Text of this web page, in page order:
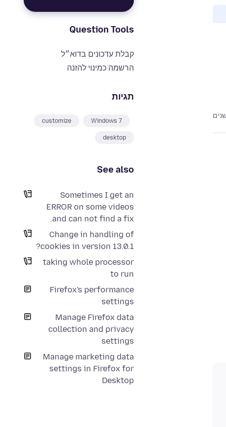
Question Tools
קבלת עדכונים בדוא״ל
הרשמה כמינוי להזנה
תגיות
Windows 7
customize
desktop
See also
Sometimes I get an
ERROR on some videos
and can not find a fix.
Change in handling of
cookies in version 13.0.1?
taking whole processor
to run
Firefox's performance
settings
Manage Firefox data
collection and privacy
settings
Manage marketing data
settings in Firefox for
Desktop